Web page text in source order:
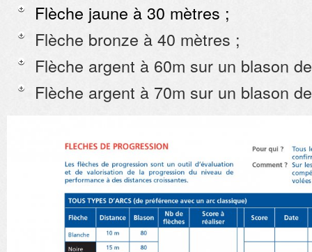
Flèche jaune à 30 mètres ;
Flèche bronze à 40 mètres ;
Flèche argent à 60m sur un blason
Flèche argent à 70m sur un blason